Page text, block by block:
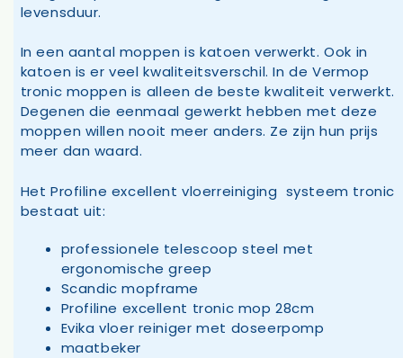
levensduur.
In een aantal moppen is katoen verwerkt. Ook in
katoen is er veel kwaliteitsverschil. In de Vermop
tronic moppen is alleen de beste kwaliteit verwerkt.
Degenen die eenmaal gewerkt hebben met deze
moppen willen nooit meer anders. Ze zijn hun prijs
meer dan waard.
Het Profiline excellent vloerreiniging systeem tronic
bestaat uit:
professionele telescoop steel met
ergonomische greep
Scandic mopframe
Profiline excellent tronic mop 28cm
Evika vloer reiniger met doseerpomp
maatbeker